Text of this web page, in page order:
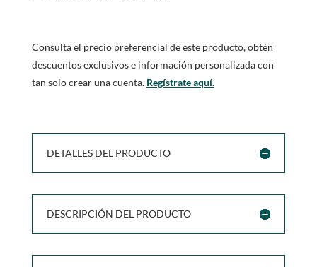
Consulta el precio preferencial de este producto, obtén
descuentos exclusivos e información personalizada con
tan solo crear una cuenta. Regístrate aquí.
DETALLES DEL PRODUCTO
DESCRIPCIÓN DEL PRODUCTO